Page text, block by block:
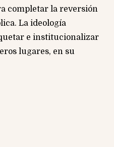
completar la reversión
La ideología
e institucionalizar
lugares, en su